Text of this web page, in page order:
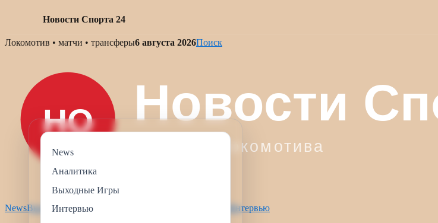
Новости Спорта 24
Skip
Локомотив • матчи • трансферы6 августа 2026Поиск
NewsВыходные Игры Интервью
News
Аналитика
Выходные Игры
Интервью